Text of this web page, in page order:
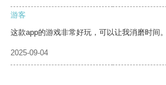
游客
这款app的游戏非常好玩，可以让我消磨时间。
2025-09-04